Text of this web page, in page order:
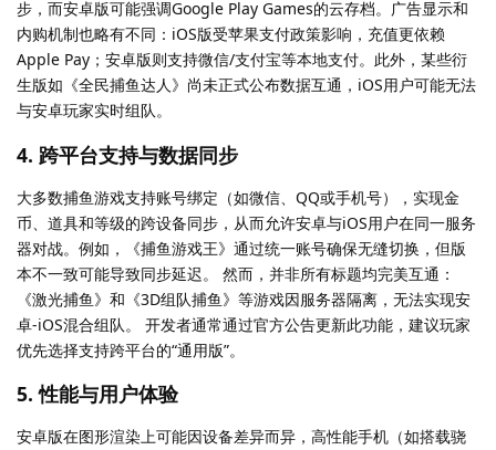
步，而安卓版可能强调Google Play Games的云存档。广告显示和
内购机制也略有不同：iOS版受苹果支付政策影响，充值更依赖
Apple Pay；安卓版则支持微信/支付宝等本地支付。此外，某些衍
生版如《全民捕鱼达人》尚未正式公布数据互通，iOS用户可能无法
与安卓玩家实时组队。
4. 跨平台支持与数据同步
大多数捕鱼游戏支持账号绑定（如微信、QQ或手机号），实现金
币、道具和等级的跨设备同步，从而允许安卓与iOS用户在同一服务
器对战。例如，《捕鱼游戏王》通过统一账号确保无缝切换，但版
本不一致可能导致同步延迟。 然而，并非所有标题均完美互通：
《激光捕鱼》和《3D组队捕鱼》等游戏因服务器隔离，无法实现安
卓-iOS混合组队。 开发者通常通过官方公告更新此功能，建议玩家
优先选择支持跨平台的“通用版”。
5. 性能与用户体验
安卓版在图形渲染上可能因设备差异而异，高性能手机（如搭载骁